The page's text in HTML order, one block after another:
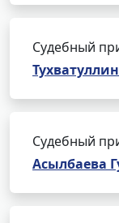
Судебный
Судебный
Асылбаева